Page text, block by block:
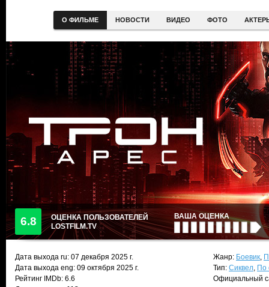
О ФИЛЬМЕ НОВОСТИ ВИДЕО ФОТО
6.8
ОЦЕНКА ПОЛЬЗОВАТЕЛЕЙ
LOSTFILM.TV
ВАША ОЦЕНКА
Дата выхода ru: 07 декабря 2025 г.
Дата выхода eng: 09 октября 2025 г.
Рейтинг IMDb: 6.6
Жанр: Боевик,
Тип: Сиквел, По
Официальный